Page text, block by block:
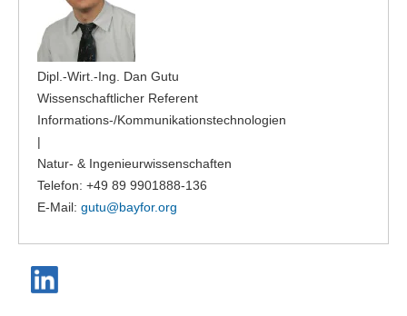
Dipl.-Wirt.-Ing. Dan Gutu
Wissenschaftlicher Referent
Informations-/Kommunikationstechnologien
|
Natur- & Ingenieurwissenschaften
Telefon: +49 89 9901888-136
E-Mail: gutu@bayfor.org